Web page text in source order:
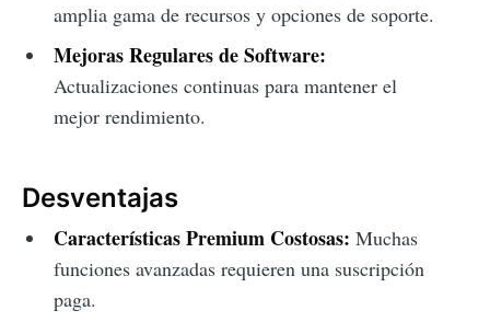
amplia gama de recursos y opciones de soporte.
Mejoras Regulares de Software:
Actualizaciones continuas para mantener el
mejor rendimiento.
Desventajas
Características Premium Costosas: Muchas
funciones avanzadas requieren una suscripción
paga.